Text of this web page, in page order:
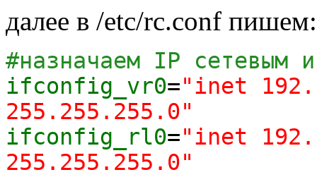
далее в /etc/rc.conf пишем:
#назначаем IP сетевым
ifconfig_vr0="inet
255.255.255.0"
ifconfig_rl0="inet
255.255.255.0"